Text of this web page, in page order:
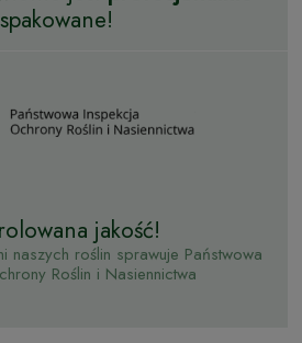
spakowane!
jakość!
naszych roślin sprawuje Państwowa
Roślin i Nasiennictwa